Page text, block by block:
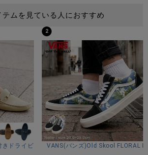
どの影響により実際の商品と異なる場合
さ8.0ソール高さ2.8長さ（内側）26.5横
さ8.2ソール高さ2.8長さ（内側）27.0横
8.4ソール高さ2.8長さ（内側）27.5横
テムを見ている人におすすめ
きドライビングシューズ/全4色
2
VANS(バンズ)Old Skool FLORAL